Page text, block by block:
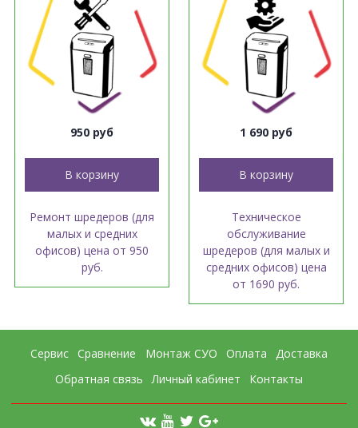
950 руб
В корзину
Ремонт шредеров (для
малых и средних
офисов) цена от 950
руб.
1 690 руб
В корзину
Техническое
обслуживание
шредеров (для малых и
средних офисов) цена
от 1690 руб.
Сервис Сравнение Монтаж СУО Оплата
Доставка
Обратная связь
Личный кабинет Контакты